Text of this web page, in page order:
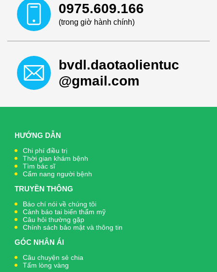
0975.609.166
(trong giờ hành chính)
bvdl.daotaolientuc
@gmail.com
HƯỚNG DẪN
Chi phí điều trị
Thời gian khám bệnh
Tìm bác sĩ
Cẩm nang người bệnh
TRUYỀN THÔNG
Báo chí nói về chúng tôi
Cảnh báo tai biến thẩm mỹ
Câu hỏi thường gặp
Chính sách bảo mật và thông tin
GÓC NHÂN ÁI
Câu chuyện sẻ chia
Tấm lòng vàng